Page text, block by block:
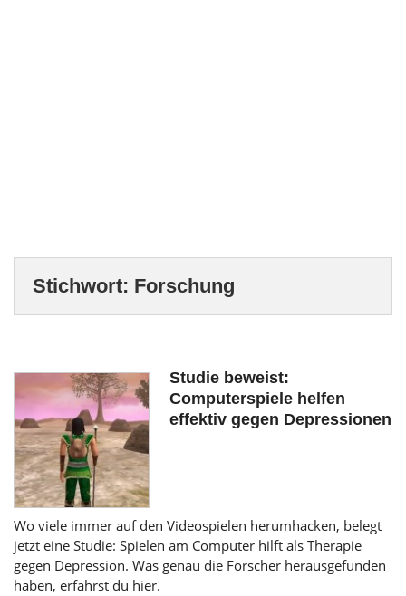
Stichwort: Forschung
Studie beweist:
Computerspiele helfen
effektiv gegen Depressionen
Wo viele immer auf den Videospielen herumhacken, belegt
jetzt eine Studie: Spielen am Computer hilft als Therapie
gegen Depression. Was genau die Forscher herausgefunden
haben, erfährst du hier.